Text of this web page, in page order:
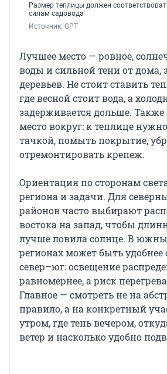
Размер теплицы должен
силам садовода
Источник: GPT
Лучшее место — ровное,
воды и сильной тени от дома,
деревьев. Не стоит ставить
где весной стоит вода, а
задерживается дольше.
место вокруг: к теплице
тачкой, помыть покрытие,
отремонтировать крепеж.
Ориентация по сторонам
региона и задачи. Для
районов часто выбирают
востока на запад, чтобы
лучше ловила солнце. В
регионах может быть
север–юг: освещение
равномернее, а риск
Главное — смотреть не на
правило, а на конкретный
утром, где тень вечером,
ветер и насколько удобно